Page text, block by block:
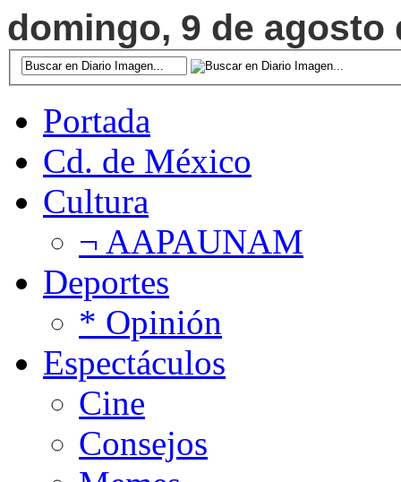
domingo, 9 de agosto
Portada
Cd. de México
Cultura
¬ AAPAUNAM
Deportes
* Opinión
Espectáculos
Cine
Consejos